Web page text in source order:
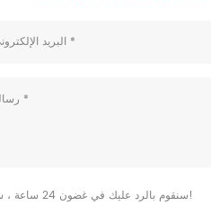
سنقوم بالرد عليك في غضون 24 ساعة ، شكرا!